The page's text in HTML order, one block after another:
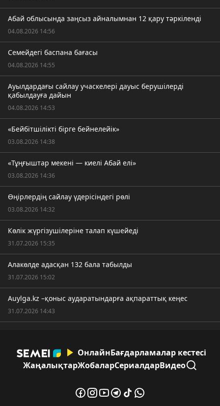
Абай облысында заңсыз айналымнан 12 қару тәркіленді
04.08.2026 14:56
Семейдегі баспана бағасы
04.08.2026 14:55
Ауылдардағы сайлау учаскелері дауыс берушілерді
қабылдауға дайын
04.08.2026 14:53
«Бейбітшілікті бірге бейнелейік»
03.08.2026 14:38
«Тұңғыштар мекені — киелі Абай елі»
03.08.2026 14:36
Өңірлердің сайлау үдерісіндегі рөлі
03.08.2026 14:32
Көлік жүргізушілеріне талап күшейеді
31.07.2026 15:35
Алакөлде адасқан 132 бала табылды
31.07.2026 15:02
Auylga.kz –қоныс аударатындарға ақпараттық кеңес
31.07.2026 14:43
ОнлайнБағдарламалар кестесі
ЖаңалықтарЖобаларСериалдарВидео